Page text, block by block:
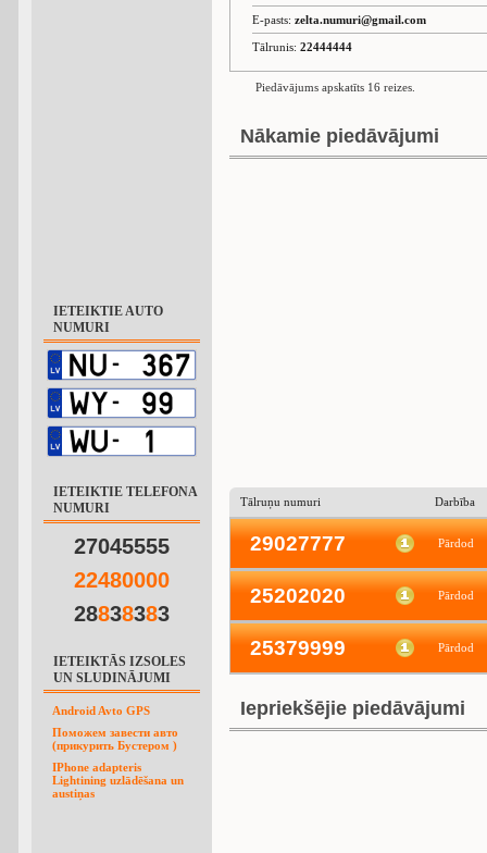
IETEIKTIE AUTO
NUMURI
IETEIKTIE TELEFONA
NUMURI
27045555
22480000
28838383
IETEIKTĀS IZSOLES
UN SLUDINĀJUMI
Android Avto GPS
Поможем завести авто
(прикурить Бустером )
IPhone adapteris
Lightining uzlādēšana un
austiņas
E-pasts: zelta.numuri@gmail.com
Tālrunis: 22444444
Piedāvājums apskatīts 16 reizes.
Nākamie piedāvājumi
Tālruņu numuri Darbība
29027777 Pārdod
25202020 Pārdod
25379999 Pārdod
Iepriekšējie piedāvājumi